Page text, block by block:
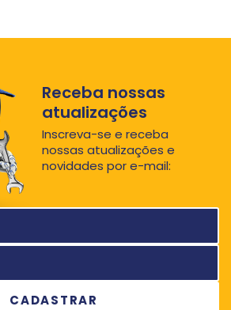
Receba nossas
atualizações
Inscreva-se e receba
nossas atualizações e
novidades por e-mail: